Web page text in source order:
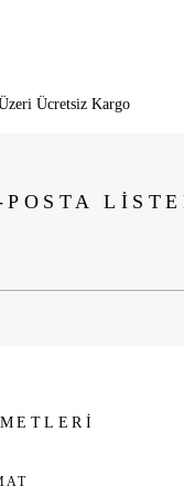
Ücretsiz Kargo
POSTA